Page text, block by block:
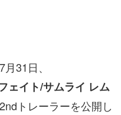
31日、
ェイト/サムライ レム
トレーラーを公開し